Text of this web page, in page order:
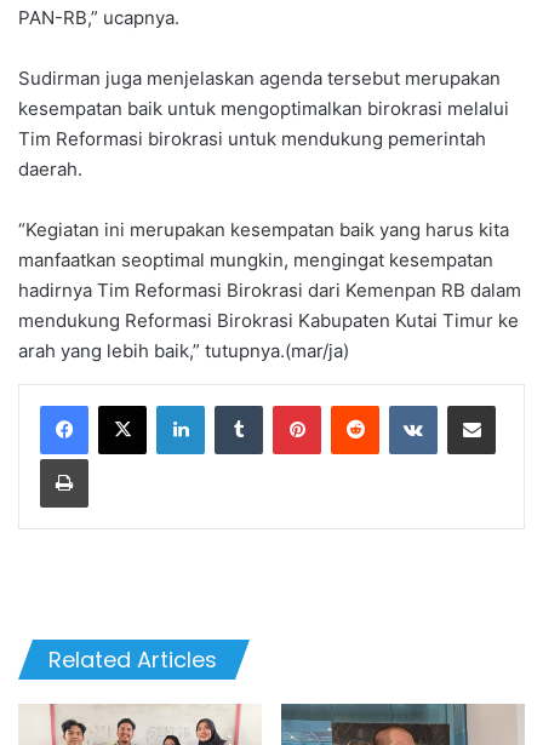
PAN-RB,” ucapnya.
Sudirman juga menjelaskan agenda tersebut merupakan
kesempatan baik untuk mengoptimalkan birokrasi melalui
Tim Reformasi birokrasi untuk mendukung pemerintah
daerah.
“Kegiatan ini merupakan kesempatan baik yang harus kita
manfaatkan seoptimal mungkin, mengingat kesempatan
hadirnya Tim Reformasi Birokrasi dari Kemenpan RB dalam
mendukung Reformasi Birokrasi Kabupaten Kutai Timur ke
arah yang lebih baik,” tutupnya.(mar/ja)
LinkedInTumblr PinterestReddit VKontakteShare via Email
Print
Related Articles